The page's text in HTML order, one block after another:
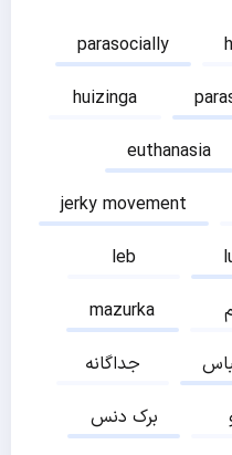
parasocially
huizinga
euthanasia
jerky movement
leb
mazurka
جداگانه
برک دنس